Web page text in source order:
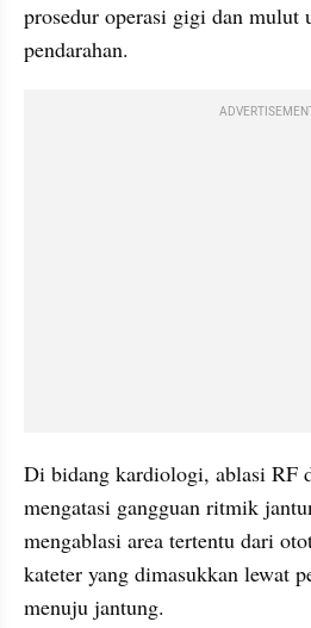
prosedur operasi gigi dan mulut
pendarahan.
Di bidang kardiologi, ablasi RF
mengatasi gangguan ritmik
mengablasi area tertentu dari
kateter yang dimasukkan lewat
menuju jantung.